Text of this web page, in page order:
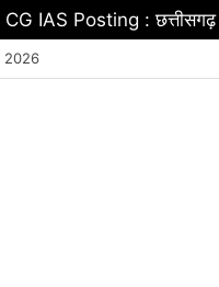
CG IAS Posting : छत्तीसगढ़
2026